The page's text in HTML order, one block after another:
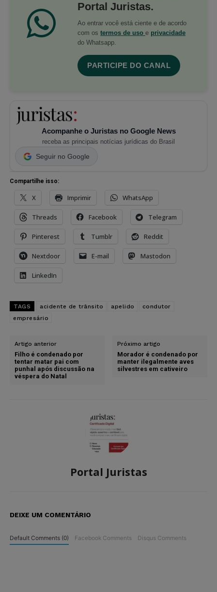
Portal Juristas.
Ao entrar você está ciente e de acordo
com os termos de uso e privacidade
do Whatsapp.
PARTICIPE DO CANAL
Acompanhe o Juristas no Google News
receba as principais notícias jurídicas do Brasil
Seguir no Google
Compartilhe isso:
X Imprimir WhatsApp
Threads Facebook Telegram
Pinterest Tumblr Reddit
Nextdoor E-mail Mastodon
LinkedIn
TAGS acidente de trânsito apelido
condutor
empresário
Artigo anterior
Filho é condenado por
tentar matar pai com
punhal após discussão na
véspera do Natal
Próximo artigo
Morador é condenado por
manter ilegalmente aves
silvestres em cativeiro
Portal Juristas
DEIXE UM COMENTÁRIO
Default Comments (0) Facebook Comments Disqus Comments